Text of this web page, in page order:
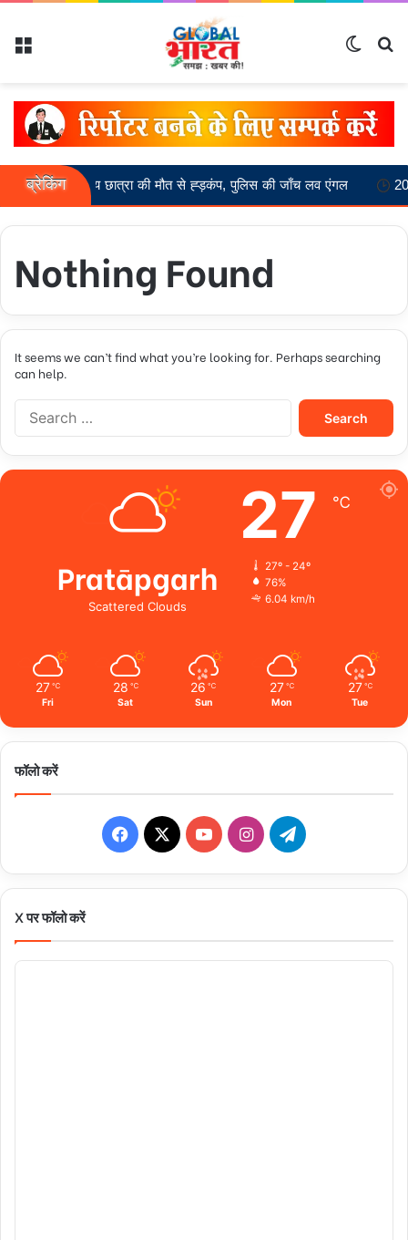
Menu
ब्रेकिंग
20 वर्षीय छात्रा की मौत से ह्ड़कंप, पुलिस की जाँच लव एंगल 20
Nothing Found
It seems we can’t find what you’re looking for. Perhaps searching
can help.
Search
Pratāpgarh
Scattered Clouds
27 ℃
27º - 24º
76%
6.04 km/h
27 ℃
Fri
28 ℃
Sat
26 ℃
Sun
27 ℃
Mon
27 ℃
Tue
फॉलो करें
Facebook
X YouTubeInstagramTelegram
X पर फॉलो करें